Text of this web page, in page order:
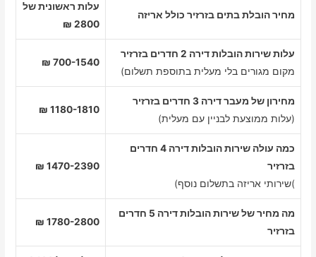
מחיר הובלת בתים בזרזיר כולל אריזה
עלות ראשונית של
2800 ₪
עלות שירות הובלות דירה 2 חדרים בזרזיר
מקום מגורים בלי מעלית בתוספת תשלום)
700-1540 ₪
מחירון של מעבר דירה 3 חדרים בזרזיר
(עלות ממוצעת לבניין עם מעלית)
1180-1810 ₪
כמה עולה שירות הובלות דירה 4 חדרים
בזרזיר
)שירותי אריזה בתשלום נוסף)
1470-2390 ₪
מה מחיר של שירות הובלות דירה 5 חדרים
בזרזיר
1780-2800 ₪